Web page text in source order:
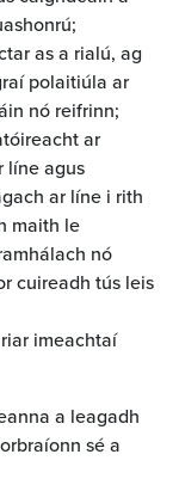
as a rialú, ag
polaitiúla ar
nó reifrinn;
ar
líne agus
ar líne i rith
maith le
nó
cuireadh tús leis
imeachtaí
a leagadh
sé a